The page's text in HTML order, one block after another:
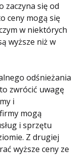
zaczyna się od
ceny mogą się
w niektórych
wyższe niż w
odśnieżania
zwrócić uwagę
i
mogą
i sprzętu
Z drugiej
wyższe ceny ze